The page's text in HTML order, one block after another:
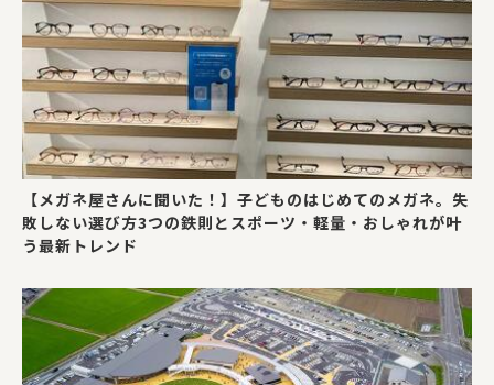
【メガネ屋さんに聞いた！】子どものはじめてのメガネ。失
敗しない選び方3つの鉄則とスポーツ・軽量・おしゃれが叶
う最新トレンド